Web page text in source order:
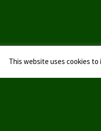
This website uses cookies